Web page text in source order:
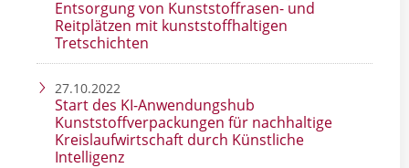
Entsorgung von Kunststoffrasen- und
Reitplätzen mit kunststoffhaltigen
Tretschichten
27.10.2022
Start des KI-Anwendungshub
Kunststoffverpackungen für nachhaltige
Kreislaufwirtschaft durch Künstliche
Intelligenz